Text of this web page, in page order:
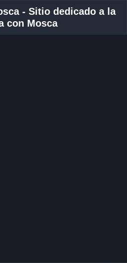
- Sitio dedicado a la
con Mosca